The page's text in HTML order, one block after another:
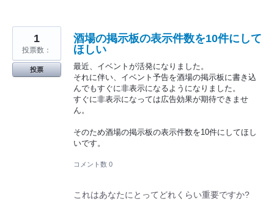
酒場の掲示板の表示件数を10件にして
ほしい
最近、イベントが活発になりました。
それに伴い、イベント予告を酒場の掲示板に書き込
んでもすぐに非表示になるようになりました。
すぐに非表示になっては広告効果が期待できませ
ん。
そのため酒場の掲示板の表示件数を10件にしてほし
いです。
1
投票数：
投票
コメント数 0
これはあなたにとってどれくらい重要ですか?